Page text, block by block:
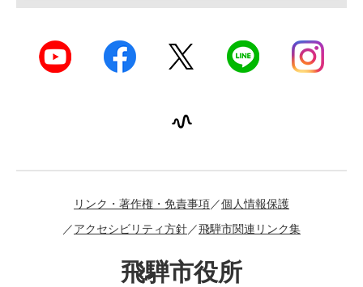
リンク・著作権・免責事項
個人情報保護
アクセシビリティ方針
飛騨市関連リンク集
飛騨市役所